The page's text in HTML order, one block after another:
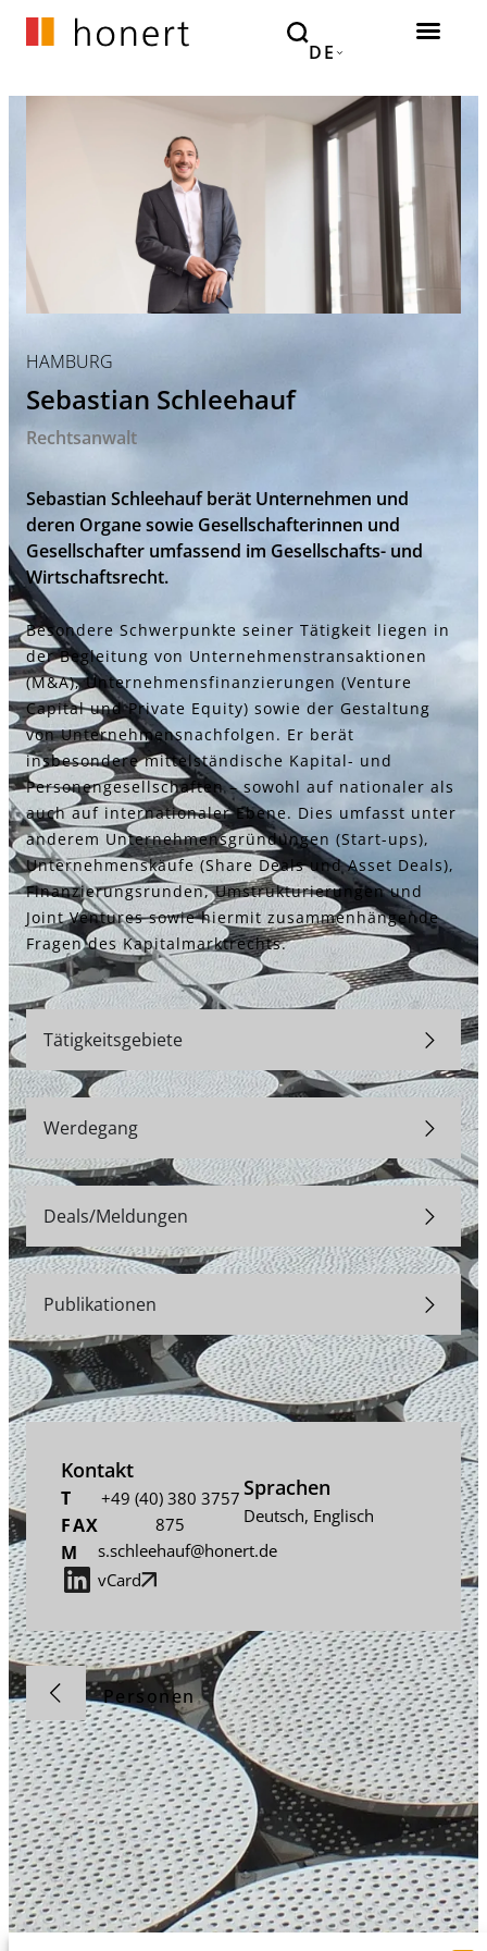
DE
HAMBURG
Sebastian Schleehauf
Rechtsanwalt
Sebastian Schleehauf berät Unternehmen und
deren Organe sowie Gesellschafterinnen und
Gesellschafter umfassend im Gesellschafts- und
Wirtschaftsrecht.
Besondere Schwerpunkte seiner Tätigkeit liegen in
der Begleitung von Unternehmenstransaktionen
(M&A), Unternehmensfinanzierungen (Venture
Capital und Private Equity) sowie der Gestaltung
von Unternehmensnachfolgen. Er berät
insbesondere mittelständische Kapital- und
Personengesellschaften – sowohl auf nationaler als
auch auf internationaler Ebene. Dies umfasst unter
anderem Unternehmensgründungen (Start-ups),
Unternehmenskäufe (Share Deals und Asset Deals),
Finanzierungsrunden, Umstrukturierungen und
Joint Ventures sowie hiermit zusammenhängende
Fragen des Kapitalmarktrechts.
Tätigkeitsgebiete
Werdegang
Deals/Meldungen
Publikationen
Kontakt
T
FAX
M
+49 (40) 380 3757
875
s.schleehauf@honert.de
vCard
Sprachen
Deutsch, Englisch
Personen